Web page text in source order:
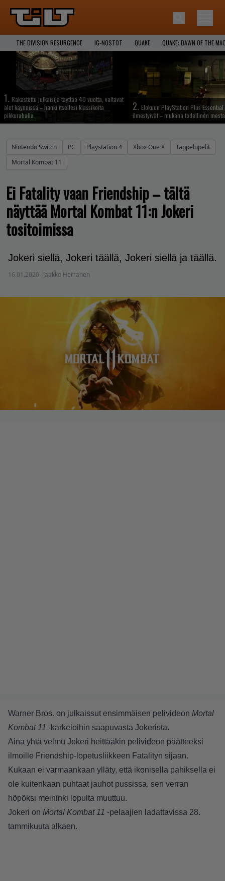
THE DIVISION RESURGENCE IG-NOSTOT QUAKE QUAKE: DAWN OF THE
1. Rakastettu julkaisija täyttää 40 vuotta, valtavat
alet käynnissä – hanki itsellesi klassikoita
pikkurahalla
2. Elokuun PlayStation Plus
ilmestyivät – mukana todellinen
Nintendo Switch PC Playstation 4 Xbox One X
Tappelupelit
Mortal Kombat 11
Ei Fatality vaan Friendship – tältä
näyttää Mortal Kombat 11:n Jokeri
tositoimissa
Jokeri siellä, Jokeri täällä, Jokeri siellä ja täällä.
16.01.2020 Jaakko Herranen
Warner Bros. on julkaissut ensimmäisen pelivideon Mortal
Kombat 11 -karkeloihin saapuvasta Jokerista.
Aina yhtä velmu Jokeri heittääkin pelivideon päätteeksi
ilmoille Friendship-lopetusliikkeen Fatalityn sijaan.
Kukaan ei varmaankaan ylläty, että ikonisella pahiksella ei
ole kuitenkaan puhtaat jauhot pussissa, sen verran
höpöksi meininki lopulta muuttuu.
Jokeri on Mortal Kombat 11 -pelaajien ladattavissa 28.
tammikuuta alkaen.